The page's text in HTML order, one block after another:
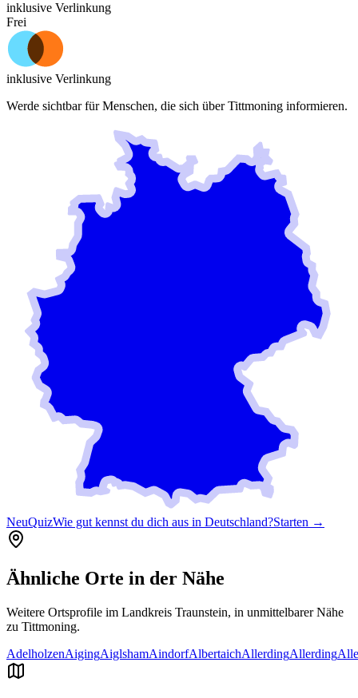
inklusive Verlinkung
Frei
inklusive Verlinkung
Werde sichtbar für Menschen, die sich überTittmoning informieren.
NeuQuizWie gut kennst du dich aus in Deutschland?Starten →
Ähnliche Orte in der Nähe
Weitere Ortsprofile im Landkreis Traunstein, in unmittelbarer Nähe
zu Tittmoning.
AdelholzenAigingAiglshamAindorfAlbertaichAllerdingAllerding